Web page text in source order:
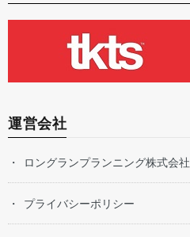
運営会社
ロングランプランニング株式会社
プライバシーポリシー